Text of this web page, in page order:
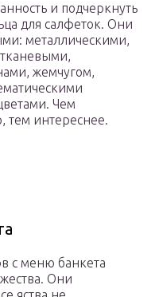
и подчеркнуть
для салфеток. Они
металлическими,
жемчугом,
Чем
тем интереснее.
с меню банкета
Они